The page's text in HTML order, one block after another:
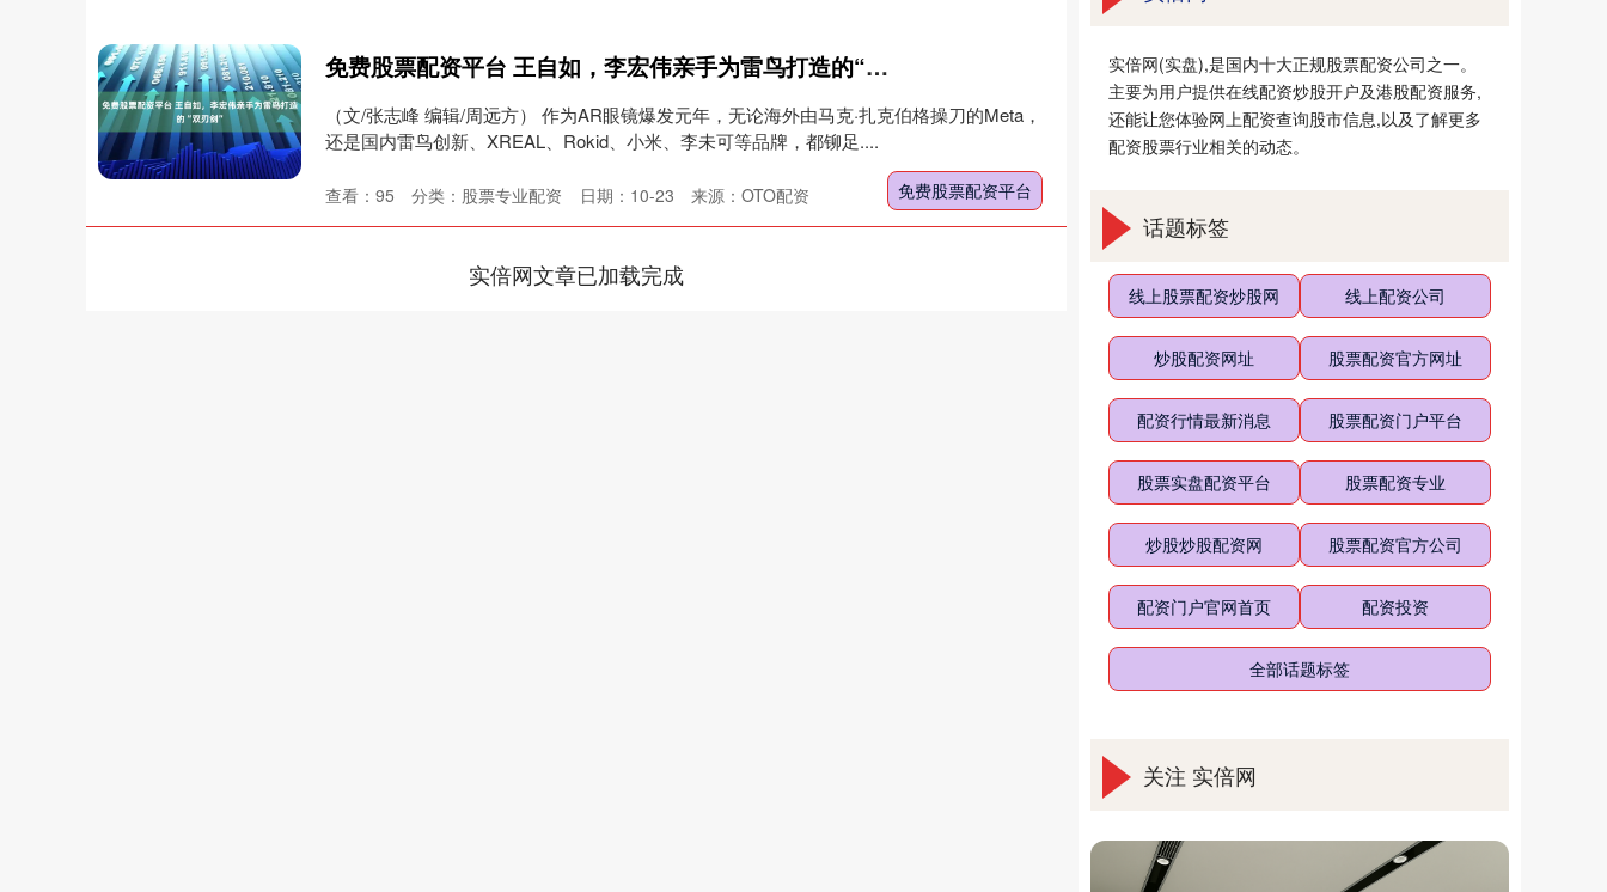
免费股票配资平台 王自如，李宏伟亲手为雷鸟打造的“双刃剑”
（文/张志峰 编辑/周远方） 作为AR眼镜爆发元年，无论海外由马克·扎克伯格操刀的Meta，
还是国内雷鸟创新、XREAL、Rokid、小米、李未可等品牌，都铆足....
免费股票配资平台
日期：10-23 来源：OTO配资
查看： 95 分类： 股票专业配资
实倍网文章已加载完成
实倍网(实盘),是国内十大正规股票配资公司之一。
主要为用户提供在线配资炒股开户及港股配资服务,
还能让您体验网上配资查询股市信息,以及了解更多
配资股票行业相关的动态。
话题标签
线上股票配资炒股网 线上配资公司
炒股配资网址 股票配资官方网址
配资行情最新消息 股票配资门户平台
股票实盘配资平台 股票配资专业
炒股炒股配资网 股票配资官方公司
配资门户官网首页 配资投资
全部话题标签
关注 实倍网